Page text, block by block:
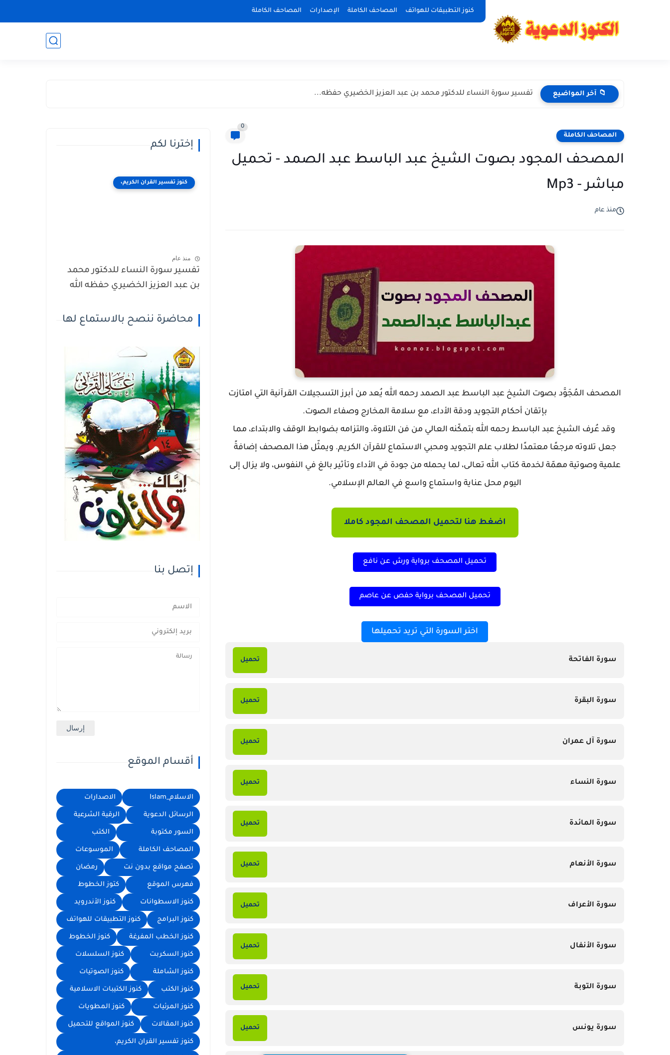
كنوز التطبيقات للهواتف المصاحف الكاملة الإصدارات المصاحف الكاملة
📁 آخر المواضيع تفسير سورة النساء للدكتور محمد بن عبد العزيز الخضيري حفظه...
المصاحف الكاملة
0
المصحف المجود بصوت الشيخ عبد الباسط عبد الصمد - تحميل
مباشر - Mp3
منذ عام
المصحف المُجَوَّد بصوت الشيخ عبد الباسط عبد الصمد رحمه الله يُعد من أبرز التسجيلات القرآنية التي امتازت
بإتقان أحكام التجويد ودقة الأداء، مع سلامة المخارج وصفاء الصوت.
وقد عُرف الشيخ عبد الباسط رحمه الله بتمكّنه العالي من فن التلاوة، والتزامه بضوابط الوقف والابتداء، مما
جعل تلاوته مرجعًا معتمدًا لطلاب علم التجويد ومحبي الاستماع للقرآن الكريم. ويمثّل هذا المصحف إضافةً
علمية وصوتية مهمّة لخدمة كتاب الله تعالى، لما يحمله من جودة في الأداء وتأثير بالغ في النفوس، ولا يزال إلى
اليوم محل عناية واستماع واسع في العالم الإسلامي.
اضغط هنا لتحميل المصحف المجود كاملا
تحميل المصحف برواية ورش عن نافع
تحميل المصحف برواية حفص عن عاصم
اختر السورة التي تريد تحميلها
سورة الفاتحة تحميل
سورة البقرة تحميل
سورة آل عمران تحميل
سورة النساء تحميل
سورة المائدة تحميل
سورة الأنعام تحميل
سورة الأعراف تحميل
سورة الأنفال تحميل
سورة التوبة تحميل
سورة يونس تحميل
إخترنا لكم
كنوز تفسير القران الكريم،
منذ عام
تفسير سورة النساء للدكتور محمد
بن عبد العزيز الخضيري حفظه الله
محاضرة ننصح بالاستماع لها
إتصل بنا
أقسام الموقع
الاسلام_Islam الاصدارات
الرسائل الدعوية الرقية الشرعية
السور مكتوبة الكتب
المصاحف الكاملة الموسوعات
تصفح مواقع بدون نت رمضان
فهرس الموقع كتوز الخطوط
كنوز الاسطوانات كنوز الأندرويد
كنوز البرامج كنوز التطبيقات للهواتف
كنوز الخطب المفرغة كنوز الخطوط
كنوز السكربت كنوز السلسلات
كنوز الشاملة كنوز الصوتيات
كنوز الكتب كنوز الكتيبات الاسلامية
كنوز المرئيات كنوز المطويات
كنوز المقالات كنوز المواقع للتحميل
كنوز تفسير القران الكريم،